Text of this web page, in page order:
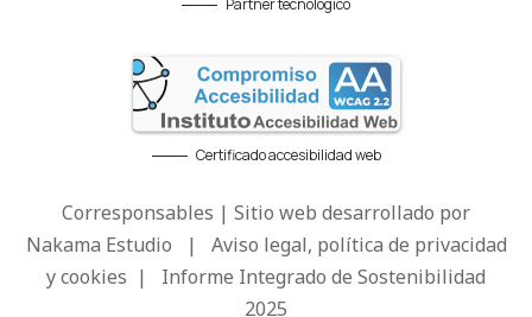
Certificado accesibilidad web
Corresponsables | Sitio web desarrollado por
Nakama Estudio | Aviso legal, política de privacidad
y cookies | Informe Integrado de Sostenibilidad
2025